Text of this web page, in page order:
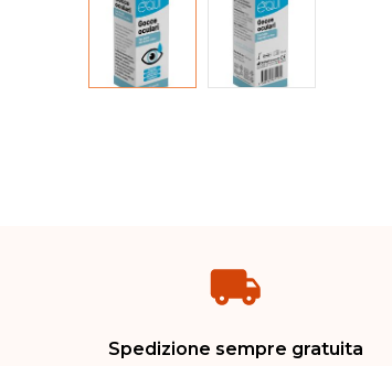
Spedizione sempre gratuita